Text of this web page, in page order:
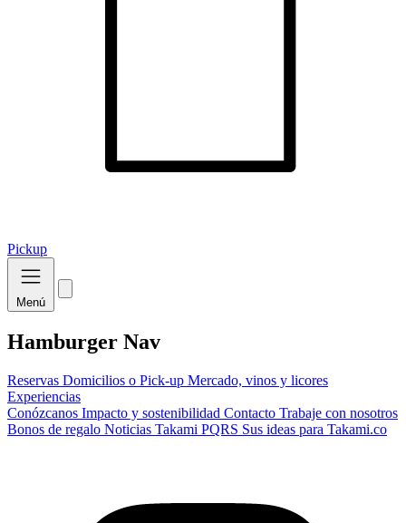
Pickup
Menú
Hamburger Nav
Reservas Domicilios o Pick-up Mercado, vinos y licores
Experiencias
Conózcanos Impacto y sostenibilidad Contacto Trabaje con nosotros
Bonos de regalo Noticias Takami PQRS Sus ideas para Takami.co